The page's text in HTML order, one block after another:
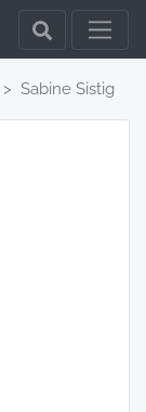
Sabine Sistig